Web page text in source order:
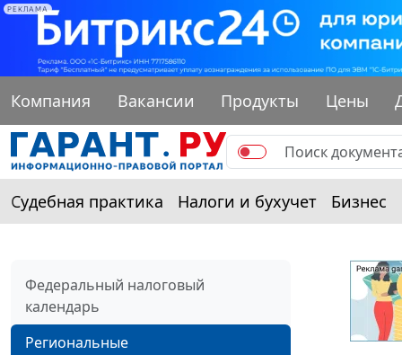
РЕКЛАМА
Компания Вакансии Продукты Цены
Судебная практика Налоги и бухучет Бизнес
Федеральный налоговый
календарь
Региональные